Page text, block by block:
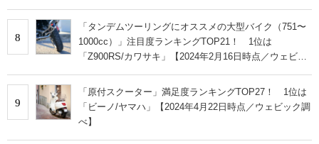
8
「タンデムツーリングにオススメの大型バイク（751〜
1000cc）」注目度ランキングTOP21！ 1位は
「Z900RS/カワサキ」【2024年2月16日時点／ウェビッ
9
「原付スクーター」満足度ランキングTOP27！ 1位は
「ビーノ/ヤマハ」【2024年4月22日時点／ウェビック調
べ】